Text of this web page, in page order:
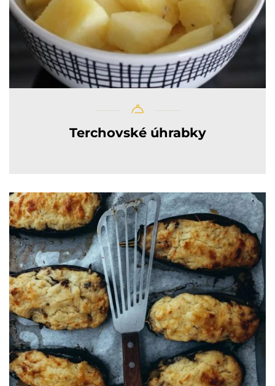
Terchovské úhrabky